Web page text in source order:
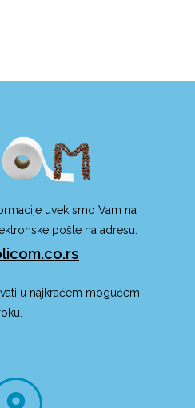
uvek smo Vam na
pošte na adresu:
u najkraćem mogućem